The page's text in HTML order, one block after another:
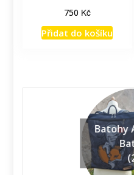
750 Kč
Přidat do košíku
Batohy